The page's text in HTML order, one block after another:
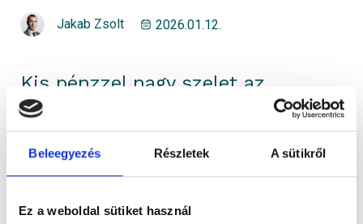
Beleegyezés Részletek A sütikről
Ez a weboldal sütiket használ
Jakab Zsolt 2026.01.12.
Kis pénzzel nagy szelet az
ingatlanpiacból
Hogyan részesedhetünk kisebb összeggel az
ingatlanpiac fellendüléséből? A Gránit
Alapkezelőtől Jakab Zsolt ingatlanalapokért